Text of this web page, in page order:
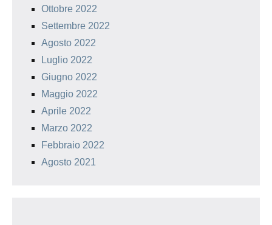
Ottobre 2022
Settembre 2022
Agosto 2022
Luglio 2022
Giugno 2022
Maggio 2022
Aprile 2022
Marzo 2022
Febbraio 2022
Agosto 2021